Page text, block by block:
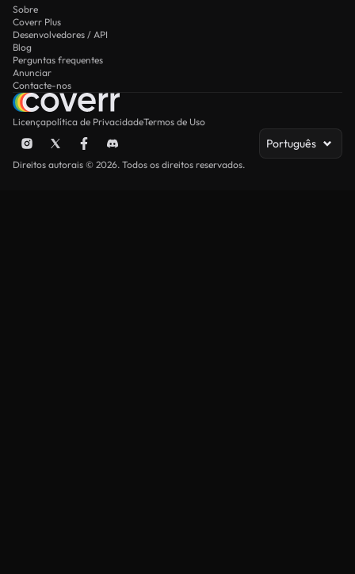
Sobre
Coverr Plus
Desenvolvedores / API
Blog
Perguntas frequentes
Anunciar
Contacte-nos
Licençapolítica de PrivacidadeTermos de Uso
Português
Direitos autorais © 2026. Todos os direitos reservados.